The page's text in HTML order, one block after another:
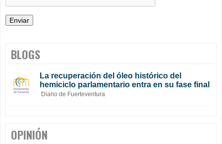
BLOGS
La recuperación del óleo histórico del
hemiciclo parlamentario entra en su fase final
Diario de Fuerteventura
OPINIÓN